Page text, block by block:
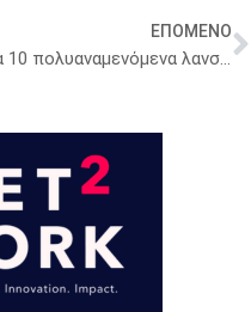
ΕΠΟΜΕΝΟ
Τα 10 πολυαναμενόμενα λανσαρίσματα φαρμάκων του 2026